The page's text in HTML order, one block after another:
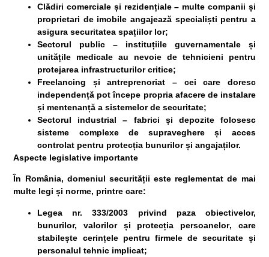
Clădiri comerciale și rezidențiale– multe companii și
proprietari de imobile angajează specialiști pentru a
asigura securitatea spațiilor lor;
Sectorul public – instituțiile guvernamentale și
unitățile medicale au nevoie de tehnicieni pentru
protejarea infrastructurilor critice;
Freelancing și antreprenoriat – cei care doresc
independență pot începe propria afacere de instalare
și mentenanță a sistemelor de securitate;
Sectorul industrial – fabrici și depozite folosesc
sisteme complexe de supraveghere și acces
controlat pentru protecția bunurilor și angajaților.
Aspecte legislative importante
În România, domeniul securității este reglementat de mai
multe legi și norme, printre care:
Legea nr. 333/2003 privind paza obiectivelor,
bunurilor, valorilor și protecția persoanelor, care
stabilește cerințele pentru firmele de securitate și
personalul tehnic implicat;